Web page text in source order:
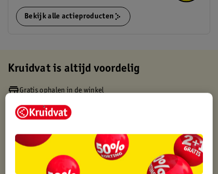
Bekijk alle actieproducten
Kruidvat is altijd voordelig
Gratis ophalen in de winkel
Gratis thuisbezorgd vanaf 50.00
Gratis punten met je Kruidvat kaart